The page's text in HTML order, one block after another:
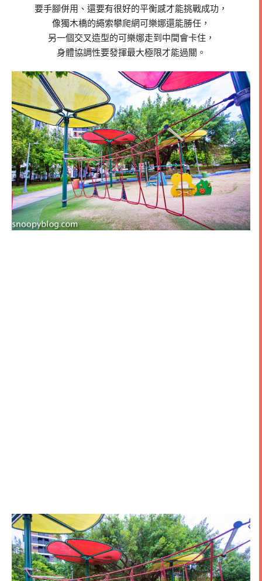
要手腳併用、還要有很好的平衡感才能挑戰成功，
像獨木橋的繩索攀爬網可樂娜還能勝任，
另一個交叉造型的可樂娜走到中間會卡住，
身體協調性要發揮最大極限才能過關。